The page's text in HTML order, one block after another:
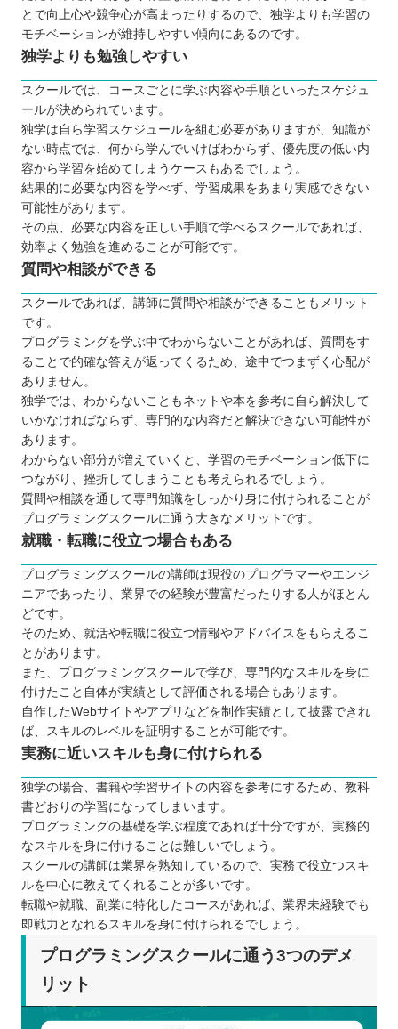
とで向上心や競争心が高まったりするので、独学よりも学習の
モチベーションが維持しやすい傾向にあるのです。
独学よりも勉強しやすい
スクールでは、コースごとに学ぶ内容や手順といったスケジュ
ールが決められています。
独学は自ら学習スケジュールを組む必要がありますが、知識が
ない時点では、何から学んでいけばわからず、優先度の低い内
容から学習を始めてしまうケースもあるでしょう。
結果的に必要な内容を学べず、学習成果をあまり実感できない
可能性があります。
その点、必要な内容を正しい手順で学べるスクールであれば、
効率よく勉強を進めることが可能です。
質問や相談ができる
スクールであれば、講師に質問や相談ができることもメリット
です。
プログラミングを学ぶ中でわからないことがあれば、質問をす
ることで的確な答えが返ってくるため、途中でつまずく心配が
ありません。
独学では、わからないこともネットや本を参考に自ら解決して
いかなければならず、専門的な内容だと解決できない可能性が
あります。
わからない部分が増えていくと、学習のモチベーション低下に
つながり、挫折してしまうことも考えられるでしょう。
質問や相談を通して専門知識をしっかり身に付けられることが
プログラミングスクールに通う大きなメリットです。
就職・転職に役立つ場合もある
プログラミングスクールの講師は現役のプログラマーやエンジ
ニアであったり、業界での経験が豊富だったりする人がほとん
どです。
そのため、就活や転職に役立つ情報やアドバイスをもらえるこ
とがあります。
また、プログラミングスクールで学び、専門的なスキルを身に
付けたこと自体が実績として評価される場合もあります。
自作したWebサイトやアプリなどを制作実績として披露できれ
ば、スキルのレベルを証明することが可能です。
実務に近いスキルも身に付けられる
独学の場合、書籍や学習サイトの内容を参考にするため、教科
書どおりの学習になってしまいます。
プログラミングの基礎を学ぶ程度であれば十分ですが、実務的
なスキルを身に付けることは難しいでしょう。
スクールの講師は業界を熟知しているので、実務で役立つスキ
ルを中心に教えてくれることが多いです。
転職や就職、副業に特化したコースがあれば、業界未経験でも
即戦力となれるスキルを身に付けられるでしょう。
プログラミングスクールに通う3つのデメ
リット